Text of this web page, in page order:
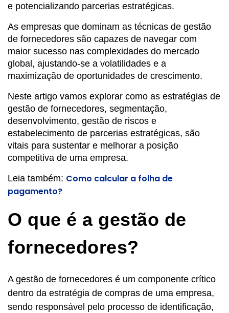
e potencializando parcerias estratégicas.
As empresas que dominam as técnicas de gestão
de fornecedores são capazes de navegar com
maior sucesso nas complexidades do mercado
global, ajustando-se a volatilidades e a
maximização de oportunidades de crescimento.
Neste artigo vamos explorar como as estratégias de
gestão de fornecedores, segmentação,
desenvolvimento, gestão de riscos e
estabelecimento de parcerias estratégicas, são
vitais para sustentar e melhorar a posição
competitiva de uma empresa.
Leia também: Como calcular a folha de
pagamento?
O que é a gestão de
fornecedores?
A gestão de fornecedores é um componente crítico
dentro da estratégia de compras de uma empresa,
sendo responsável pelo processo de identificação,